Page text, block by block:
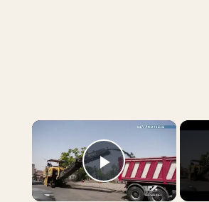
×
Play Video